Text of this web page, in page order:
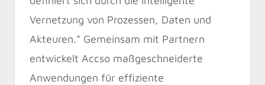
Vernetzung von Prozessen, Daten und
Akteuren.“ Gemeinsam mit Partnern
entwickelt Accso maßgeschneiderte
Anwendungen für effiziente